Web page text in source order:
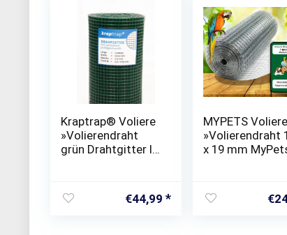
Kraptrap® Voliere
»Volierendraht
grün Drahtgitter I
Grün I 12x12mm
Drahtzaun
€44,99
MYPETS Voliere
»Volierendraht
x 19 mm
Drahtzaum
Maschendraht
€